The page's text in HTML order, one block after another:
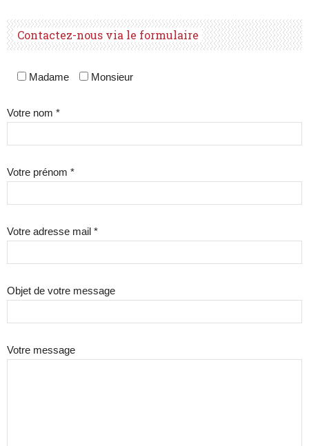
Contactez-nous via le formulaire
Madame Monsieur
Votre nom *
Votre prénom *
Votre adresse mail *
Objet de votre message
Votre message